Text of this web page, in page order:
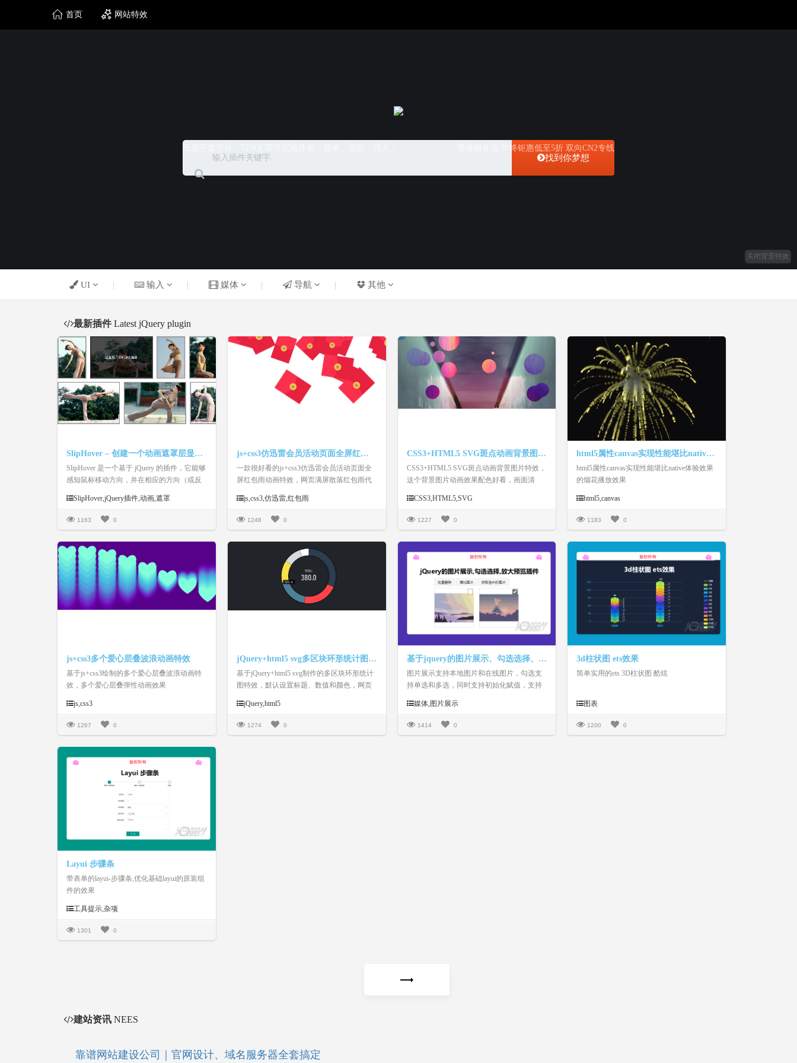
首页 网站特效
香港服务器 年终钜惠低至5折 双向CN2专线
找到你梦想
关闭背景特效
UI | 输入 | 媒体 | 导航 | 其他
最新插件 Latest jQuery plugin
SlipHover – 创建一个动画遮罩层显示标题或描述
SlipHover 是一个基于 jQuery 的插件，它能够
感知鼠标移动方向，并在相应的方向（或反
来显示标题或描述，应用到幻灯片或相册中
是个不错的选择。SlipHover 还支持自定义遮
幻灯片或相册更加的上档次。
SlipHover,jQuery插件,动画,遮罩
1163 0
js+css3仿迅雷会员活动页面全屏红包雨动画特效
一款很好看的js+css3仿迅雷会员活动页面全
屏红包雨动画特效，网页满屏散落红包雨代
js,css3,仿迅雷,红包雨
1248 0
CSS3+HTML5 SVG斑点动画背景图片特效
CSS3+HTML5 SVG斑点动画背景图片特效，
这个背景图片动画效果配色好看，画面清
CSS3,HTML5,SVG
1227 0
html5属性canvas实现性能堪比native体验效果的烟花播放效果
html5属性canvas实现性能堪比native体验效果
的烟花播放效果
html5,canvas
1183 0
js+css3多个爱心层叠波浪动画特效
基于js+css3绘制的多个爱心层叠波浪动画特
效，多个爱心层叠弹性动画效果
js,css3
1267 0
jQuery+html5 svg多区块环形统计图特效
基于jQuery+html5 svg制作的多区块环形统计
图特效，默认设置标题、数值和颜色，网页
jQuery,html5
1274 0
基于jquery的图片展示、勾选选择、放大预览插件、初始化选中
图片展示支持本地图片和在线图片，勾选支
持单选和多选，同时支持初始化赋值，支持
媒体,图片展示
1414 0
3d柱状图 ets效果
简单实用的ets 3D柱状图 酷炫
图表
1200 0
Layui 步骤条
带表单的layui-步骤条,优化基础layui的原装组
件的效果
工具提示,杂项
1301 0
建站资讯 NEES
靠谱网站建设公司｜官网设计、域名服务器全套搞定